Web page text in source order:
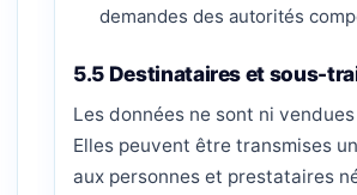
demandes des autorités
5.5 Destinataires et sous-
Les données ne sont ni
Elles peuvent être transmises
aux personnes et prestataires